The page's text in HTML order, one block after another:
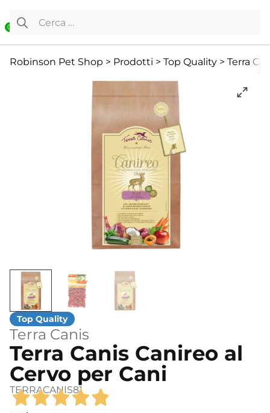
0
Ricerca per:
Robinson Pet Shop > Prodotti > Top Quality > Terra
Terra Canis
Terra Canis Canireo al
Cervo per Cani
TERRACANIS81